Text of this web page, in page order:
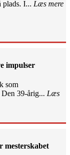
plads. I... Læs mere
impulser
som
Den 39-årig... Læs
mesterskabet